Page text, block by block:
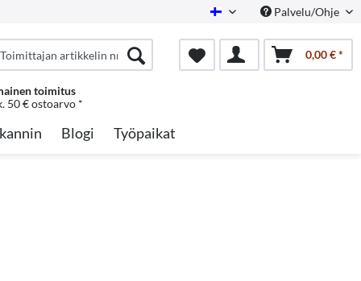
Finnish Palvelu/Ohje
0,00 € *
toimitus
50 € ostoarvo *
Blogi Työpaikat